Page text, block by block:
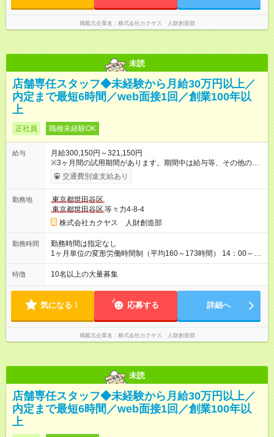
掲載元企業名 株式会社カクヤス 人財創造部
未読
店舗専任スタッフ◆未経験から月給30万円以上／
内定まで最短6時間／web面接1回／創業100年以
上
正社員 職種未経験OK
給与
月給300,150円～321,150円
※3ヶ月間の試用期間があります。期間中は給与等、その他の待
遇に違いはありません。 ※給与には月30時間分の固定残業代
（48，700円～58，200円）を含んでいます。超過分には別途、
定致します。 【試用期間】試用期間あり 試用期間の長さ：3ヶ
月 雇用形態、給与は本採用時と同じです。
交通費別途支給あり
勤務地
東京都世田谷区
東京都世田谷区等々力4-8-4
株式会社カクヤス 人財創造部
勤務時間
勤務時間は指定なし
1ヶ月単位の変形労働時間制（平均160～173時間） 14：00～
2：00の間のシフト制 ※営業時間・勤務開始時間は拠点により異
なる。
特徴 10名以上の大量募集
気になる！ 応募する 詳細へ
掲載元企業名 株式会社カクヤス 人財創造部
未読
店舗専任スタッフ◆未経験から月給30万円以上／
内定まで最短6時間／web面接1回／創業100年以
上